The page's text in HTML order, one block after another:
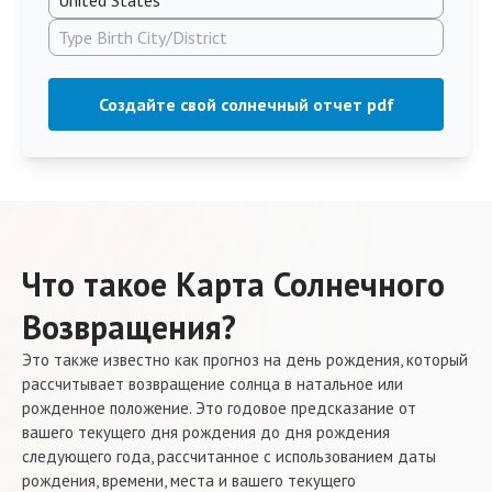
Создайте свой солнечный отчет pdf
Что такое Карта Солнечного
Возвращения?
Это также известно как прогноз на день рождения, который
рассчитывает возвращение солнца в натальное или
рожденное положение. Это годовое предсказание от
вашего текущего дня рождения до дня рождения
следующего года, рассчитанное с использованием даты
рождения, времени, места и вашего текущего